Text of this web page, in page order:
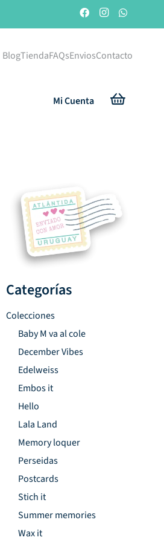
BlogTiendaFAQsEnviosContacto
Mi Cuenta
Categorías
Colecciones
Baby M va al cole
December Vibes
Edelweiss
Embos it
Hello
Lala Land
Memory loquer
Perseidas
Postcards
Stich it
Summer memories
Wax it